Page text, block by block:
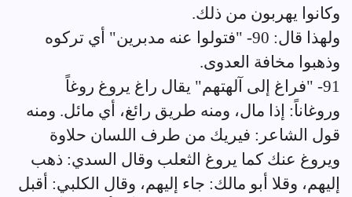
وكانوا يهربون من ذلك.
ولهذا قال: 90- "فتولوا عنه مدبرين" أي تركوه
وذهبوا مخافة العدوى.
91- "فراغ إلى آلهتهم" يقال راغ يروغ روغاً
وروغاناً: إذا مال، ومنه طريق رائغ، أي مائل. ومنه
قول الشاعر: فيريك من طرف اللسان حلاوة
ويروغ عنك كما يروغ الثعلب وقال السدي: ذهب
إليهم، وقلا أبو مالك: جاء إليهم، وقال الكلبي: أقبل